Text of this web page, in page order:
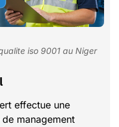
iso 9001 au Niger
effectue une
management